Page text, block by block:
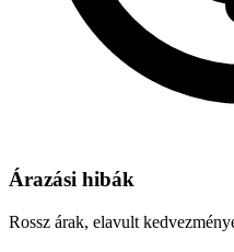
Árazási hibák
Rossz árak, elavult